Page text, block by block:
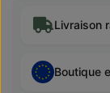
Livraison
Boutique